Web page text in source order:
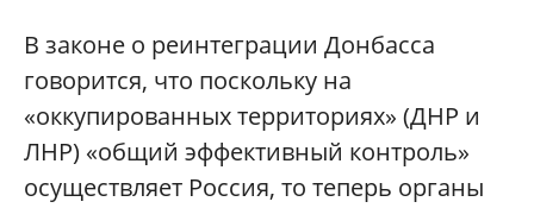
В законе о реинтеграции Донбасса
говорится, что поскольку на
«оккупированных территориях» (ДНР и
ЛНР) «общий эффективный контроль»
осуществляет Россия, то теперь органы